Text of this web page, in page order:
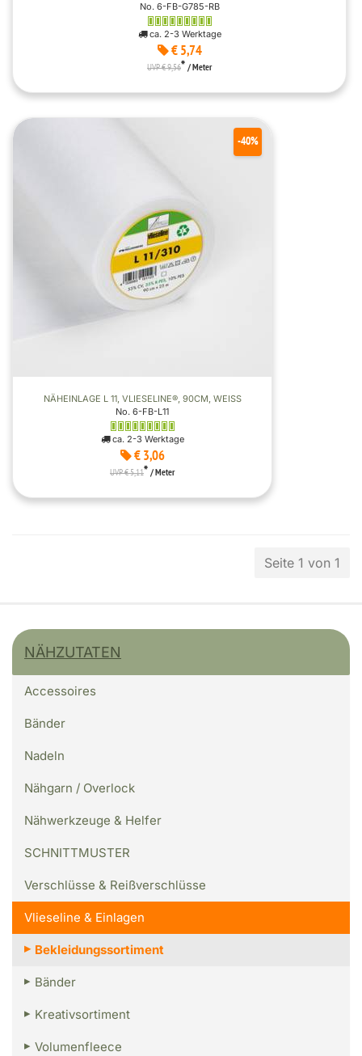
No. 6-FB-G785-RB
ca. 2-3 Werktage
€ 5,74
UVP € 9,56* / Meter
NÄHEINLAGE L 11, VLIESELINE®, 90CM, WEISS
No. 6-FB-L11
ca. 2-3 Werktage
€ 3,06
-40%
UVP € 5,11* / Meter
Seite 1 von 1
NÄHZUTATEN
Accessoires
Bänder
Nadeln
Nähgarn / Overlock
Nähwerkzeuge & Helfer
SCHNITTMUSTER
Verschlüsse & Reißverschlüsse
Vlieseline & Einlagen
Bekleidungssortiment
Bänder
Kreativsortiment
Volumenfleece